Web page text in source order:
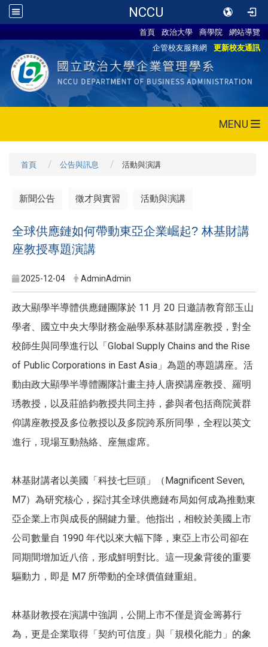
NCCU
首頁 政治大學 商學院
網站導覽
企管校友服務網
更新校友通訊
MENU
首頁 公告與訊息 活動與演講
新聞公告 徵才與實習 活動與演講
全球供應鏈如何帶動東亞企業崛起? 林基財講
座教授專題演講
2025-12-04 AdminAdmin
政大顯學半導體供應鏈團隊於 11 月 20 日邀請教育部玉山
學者、國立中央大學財務金融學系林基財講座教授，對全
校師生與同學進行以「Global Supply Chains and the Rise
of Public Corporations in East Asia」為題的專題講座。活
動由政大顯學半導體團隊計畫主持人唐揆講座教授、羅明
琇教授，以及莊皓鈞教授共同主持，參與者包括商院黃群
仰講座教授及多位教授以及多院跨系所同學，全程以英文
進行，現場互動熱絡、座無虛席。
林基財講者以美國「科技七巨頭」（Magnificent Seven,
M7）為研究核心，探討其全球供應鏈布局如何成為推動東
亞企業上市與成長的關鍵力量。他指出，相較於美國上市
公司數量自 1990 年代以來大幅下降，東亞上市公司卻在
同期間增加近八倍，形成鮮明對比。這一現象背後的重要
驅動力，即是 M7 所帶動的全球價值鏈重組。
林基財教授在演講中強調，公開上市不僅是資金籌募行
為，更是企業取得「契約可信度」與「規模化能力」的象